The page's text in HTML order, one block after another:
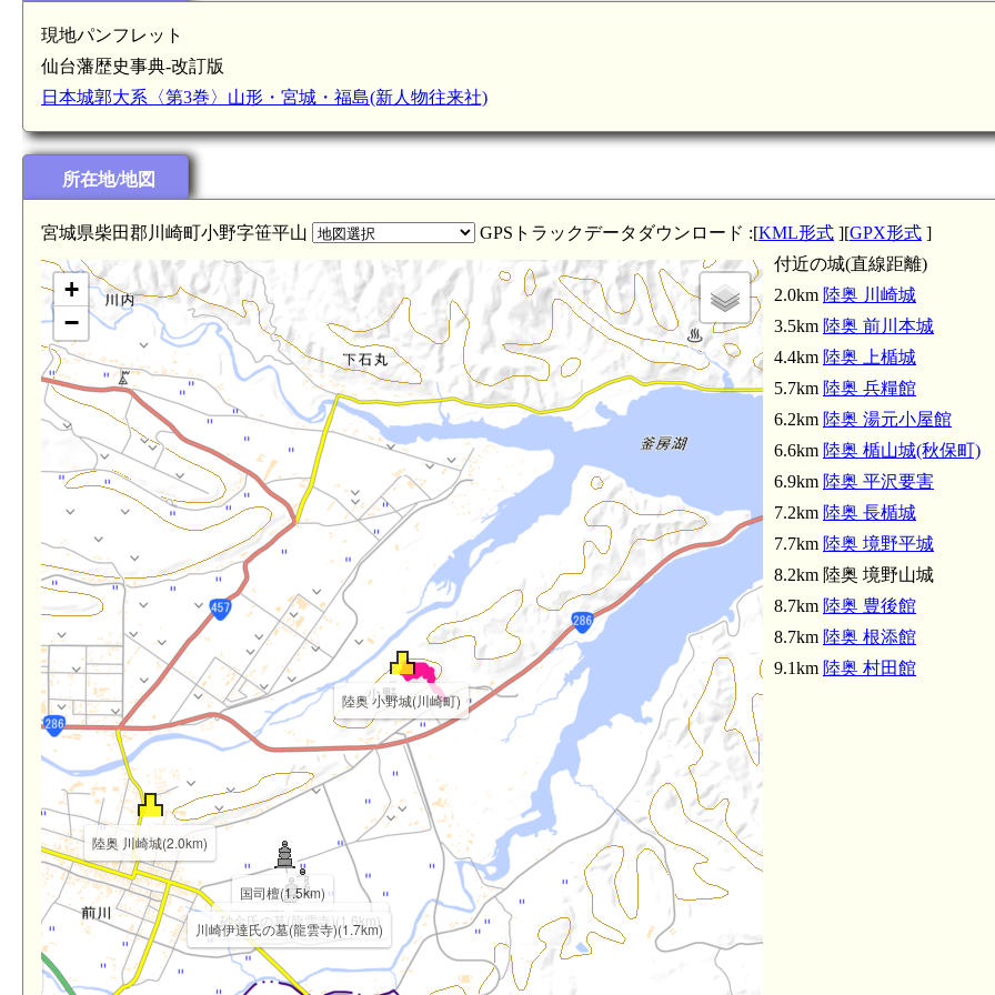
現地パンフレット
仙台藩歴史事典-改訂版
日本城郭大系〈第3巻〉山形・宮城・福島(新人物往来社)
所在地/地図
宮城県柴田郡川崎町小野字笹平山 GPSトラックデータダウンロード :[KML形式 ][GPX形式 ]
国司檀(1.5km)
砂金氏の墓(龍雲寺)(1.6km)
川崎伊達氏の墓(龍雲寺)(1.7km)
陸奥 小野城(川崎町)
陸奥 川崎城(2.0km)
+
−
付近の城(直線距離)
2.0km 陸奥 川崎城
3.5km 陸奥 前川本城
4.4km 陸奥 上楯城
5.7km 陸奥 兵糧館
6.2km 陸奥 湯元小屋館
6.6km 陸奥 楯山城(秋保町)
6.9km 陸奥 平沢要害
7.2km 陸奥 長楯城
7.7km 陸奥 境野平城
8.2km 陸奥 境野山城
8.7km 陸奥 豊後館
8.7km 陸奥 根添館
9.1km 陸奥 村田館